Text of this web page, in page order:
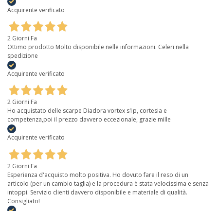
Acquirente verificato
2 Giorni Fa
Ottimo prodotto Molto disponibile nelle informazioni. Celeri nella
spedizione
Acquirente verificato
2 Giorni Fa
Ho acquistato delle scarpe Diadora vortex s1p, cortesia e
competenza,poi il prezzo davvero eccezionale, grazie mille
Acquirente verificato
2 Giorni Fa
Esperienza d'acquisto molto positiva. Ho dovuto fare il reso di un
articolo (per un cambio taglia) e la procedura è stata velocissima e senza
intoppi. Servizio clienti davvero disponibile e materiale di qualità.
Consigliato!